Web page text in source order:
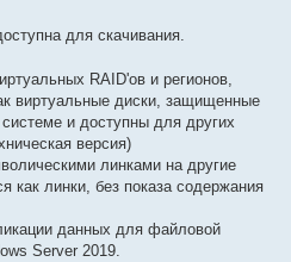
для скачивания.
RAID'ов и регионов,
виртуальные диски, защищенные
и доступны для других
версия)
линками на другие
как линки, без показа содержания
данных для файловой
Server 2019.